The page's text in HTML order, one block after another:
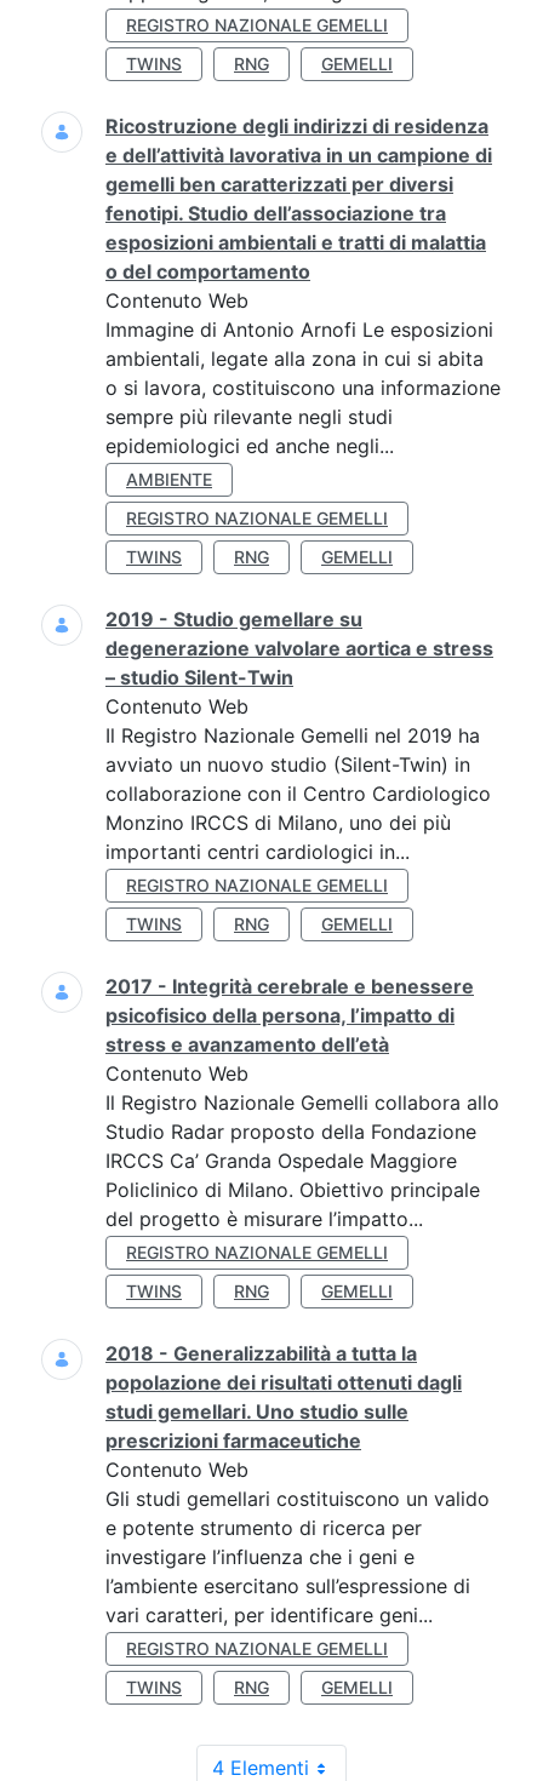
REGISTRO NAZIONALE GEMELLI
TWINS
RNG GEMELLI
Ricostruzione degli indirizzi di residenza
e dell’attività lavorativa in un campione di
gemelli ben caratterizzati per diversi
fenotipi. Studio dell’associazione tra
esposizioni ambientali e tratti di malattia
o del comportamento
Contenuto Web
Immagine di Antonio Arnofi Le esposizioni
ambientali, legate alla zona in cui si abita
o si lavora, costituiscono una informazione
sempre più rilevante negli studi
epidemiologici ed anche negli...
AMBIENTE
REGISTRO NAZIONALE GEMELLI
TWINS
RNG GEMELLI
2019 - Studio gemellare su
degenerazione valvolare aortica e stress
– studio Silent-Twin
Contenuto Web
Il Registro Nazionale Gemelli nel 2019 ha
avviato un nuovo studio (Silent-Twin) in
collaborazione con il Centro Cardiologico
Monzino IRCCS di Milano, uno dei più
importanti centri cardiologici in...
REGISTRO NAZIONALE GEMELLI
TWINS
RNG GEMELLI
2017 - Integrità cerebrale e benessere
psicofisico della persona, l’impatto di
stress e avanzamento dell’età
Contenuto Web
Il Registro Nazionale Gemelli collabora allo
Studio Radar proposto della Fondazione
IRCCS Ca’ Granda Ospedale Maggiore
Policlinico di Milano. Obiettivo principale
del progetto è misurare l’impatto...
REGISTRO NAZIONALE GEMELLI
TWINS
RNG GEMELLI
2018 - Generalizzabilità a tutta la
popolazione dei risultati ottenuti dagli
studi gemellari. Uno studio sulle
prescrizioni farmaceutiche
Contenuto Web
Gli studi gemellari costituiscono un valido
e potente strumento di ricerca per
investigare l’influenza che i geni e
l’ambiente esercitano sull’espressione di
vari caratteri, per identificare geni...
REGISTRO NAZIONALE GEMELLI
TWINS
RNG GEMELLI
4 Elementi